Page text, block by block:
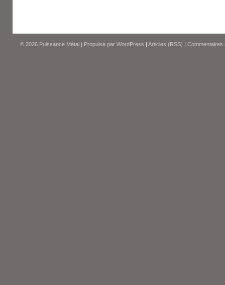
© 2026 Puissance Métal | Propulsé par WordPress | Articles (RSS) | Commentaires